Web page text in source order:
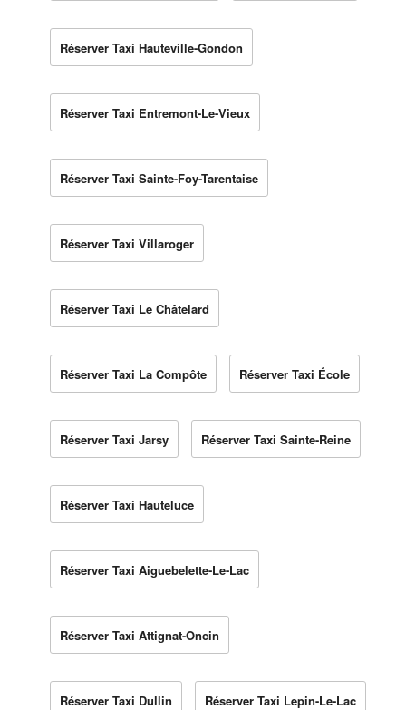
Réserver Taxi Hauteville-Gondon
Réserver Taxi Entremont-Le-Vieux
Réserver Taxi Sainte-Foy-Tarentaise
Réserver Taxi Villaroger
Réserver Taxi Le Châtelard
Réserver Taxi La Compôte Réserver Taxi École
Réserver Taxi Jarsy Réserver Taxi Sainte-Reine
Réserver Taxi Hauteluce
Réserver Taxi Aiguebelette-Le-Lac
Réserver Taxi Attignat-Oncin
Réserver Taxi Dullin Réserver Taxi Lepin-Le-Lac